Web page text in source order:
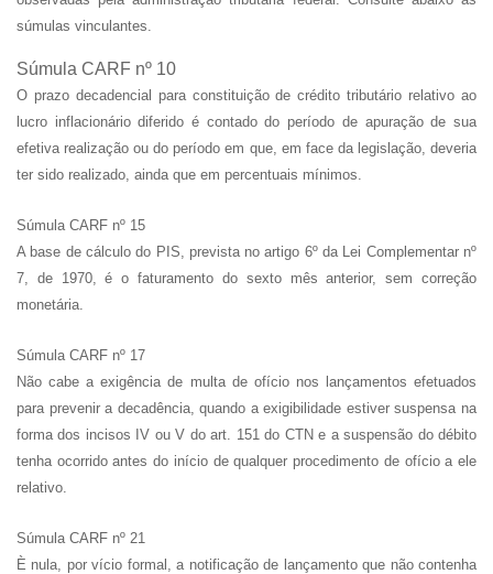
súmulas vinculantes.
Súmula CARF nº 10
O prazo decadencial para constituição de crédito tributário relativo ao
lucro inflacionário diferido é contado do período de apuração de sua
efetiva realização ou do período em que, em face da legislação, deveria
ter sido realizado, ainda que em percentuais mínimos.
Súmula CARF nº 15
A base de cálculo do PIS, prevista no artigo 6º da Lei Complementar nº
7, de 1970, é o faturamento do sexto mês anterior, sem correção
monetária.
Súmula CARF nº 17
Não cabe a exigência de multa de ofício nos lançamentos efetuados
para prevenir a decadência, quando a exigibilidade estiver suspensa na
forma dos incisos IV ou V do art. 151 do CTN e a suspensão do débito
tenha ocorrido antes do início de qualquer procedimento de ofício a ele
relativo.
Súmula CARF nº 21
È nula, por vício formal, a notificação de lançamento que não contenha